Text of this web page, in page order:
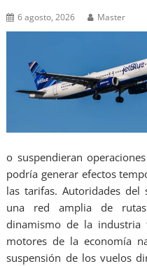
6 agosto, 2026 Master
o suspendieran
podría generar efectos
las tarifas. Autoridades del
una red amplia de
dinamismo de la industria
motores de la economía
suspensión de los vuelos